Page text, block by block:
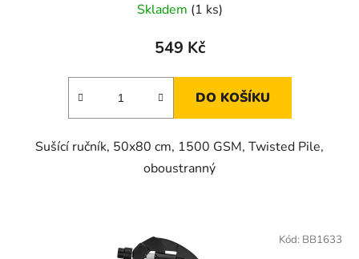
Skladem (1 ks)
549 Kč
DO KOŠÍKU
Sušící ručník, 50x80 cm, 1500 GSM, Twisted Pile,
oboustranný
Kód: BB1633